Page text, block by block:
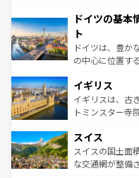
せる。地方によ
ンテンツ一覧 を
で、幅広い魅力
聖堂、美しいビ
から魅了する。
れ、フランス料
香り高いラベン
らに、パリ以外
も豊かな歴史と
を参照してほし
ドイツの基本
ト
ドイツは、豊か
の中心に位置す
顔を持つこの国
ルリンの文化的
してライン川沿
は、お酒好きな人に
ドイツ情報はコ
イギリス
イギリスは、古
トミンスター寺
リアごとに異な
ティー、ビール
戦など、本場だ
スイス
スイスの国土面
な交通網が整備